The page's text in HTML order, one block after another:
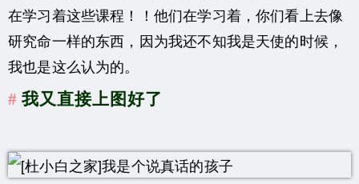
在学习着这些课程！！他们在学习着，你们看上去像
研究命一样的东西，因为我还不知我是天使的时候，
我也是这么认为的。
我又直接上图好了